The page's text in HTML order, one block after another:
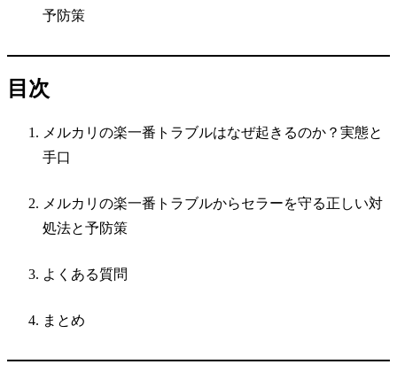
予防策
目次
メルカリの楽一番トラブルはなぜ起きるのか？実態と
手口
メルカリの楽一番トラブルからセラーを守る正しい対
処法と予防策
よくある質問
まとめ